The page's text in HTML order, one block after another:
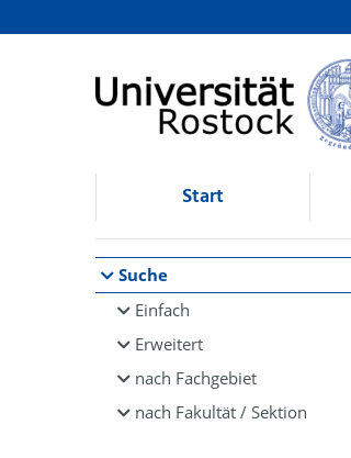
Browsen
direkt zum Inhalt
Start
Suche
Einfach
Erweitert
nach Fachgebiet
nach Fakultät / Sektion